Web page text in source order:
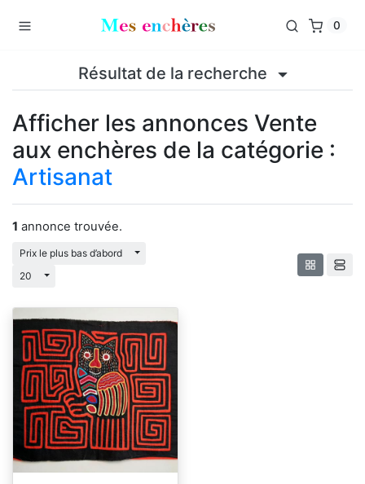
0
Résultat de la recherche
Afficher les annonces Vente
aux enchères de la catégorie :
Artisanat
1 annonce trouvée.
Prix le plus bas d’abord
Basculement Dropdown
20
Basculement Dropdown